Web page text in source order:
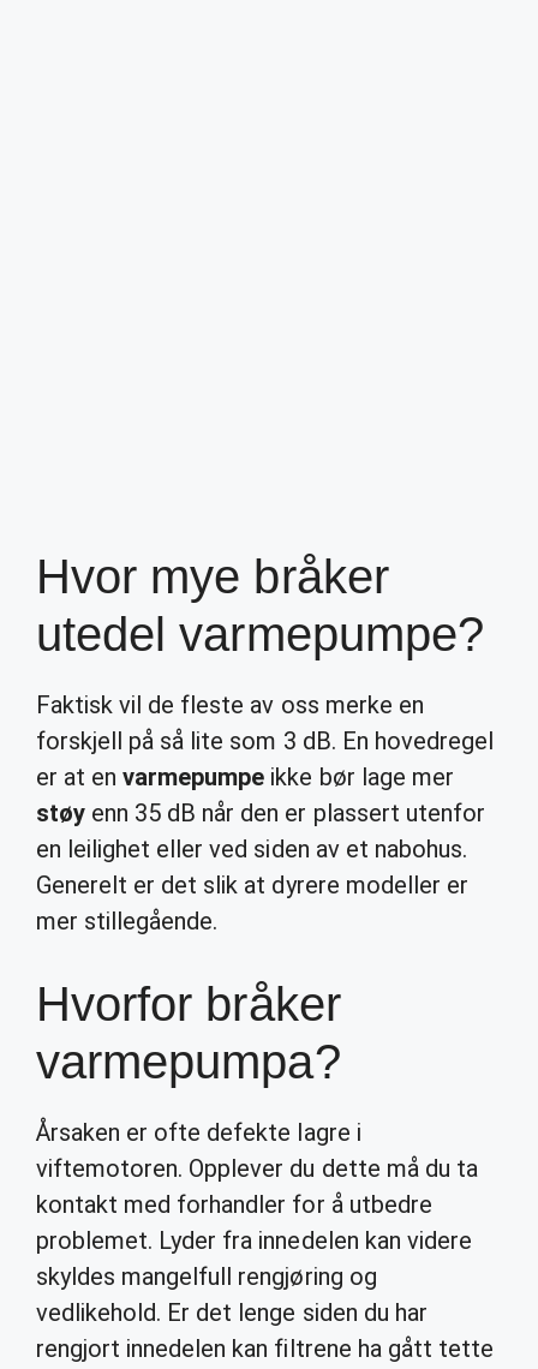
Hvor mye bråker
utedel varmepumpe?
Faktisk vil de fleste av oss merke en
forskjell på så lite som 3 dB. En hovedregel
er at envarmepumpe ikke bør lage mer
støy enn 35 dB når den er plassert utenfor
en leilighet eller ved siden av et nabohus.
Generelt er det slik at dyrere modeller er
mer stillegående.
Hvorfor bråker
varmepumpa?
Årsaken er ofte defekte lagre i
viftemotoren. Opplever du dette må du ta
kontakt med forhandler for å utbedre
problemet. Lyder fra innedelen kan videre
skyldes mangelfull rengjøring og
vedlikehold. Er det lenge siden du har
rengjort innedelen kan filtrene ha gått tette